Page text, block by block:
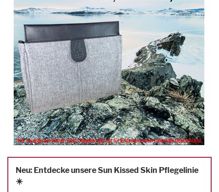
Neu: Entdecke unsere Sun Kissed Skin Pflegelinie
☀️